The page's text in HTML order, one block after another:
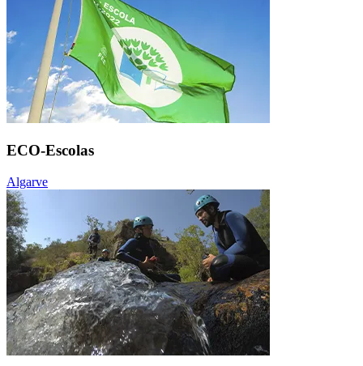
ECO-Escolas
Algarve